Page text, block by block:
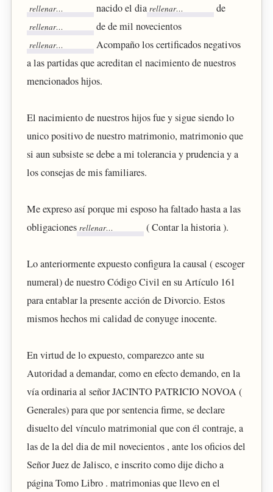
nacido el dia
de
de de mil novecientos
Acompaño los certificados negativos
a las partidas que acreditan el nacimiento de nuestros
mencionados hijos.
El nacimiento de nuestros hijos fue y sigue siendo lo
unico positivo de nuestro matrimonio, matrimonio que
si aun subsiste se debe a mi tolerancia y prudencia y a
los consejas de mis familiares.
Me expreso así porque mi esposo ha faltado hasta a las
obligaciones
( Contar la historia ).
Lo anteriormente expuesto configura la causal ( escoger
numeral) de nuestro Código Civil en su Artículo 161
para entablar la presente acción de Divorcio. Estos
mismos hechos mi calidad de conyuge inocente.
En virtud de lo expuesto, comparezco ante su
Autoridad a demandar, como en efecto demando, en la
vía ordinaria al señor JACINTO PATRICIO NOVOA (
Generales) para que por sentencia firme, se declare
disuelto del vínculo matrimonial que con él contraje, a
las de la del dia de mil novecientos , ante los oficios del
Señor Juez de Jalisco, e inscrito como dije dicho a
página Tomo Libro . matrimonias que llevo en el